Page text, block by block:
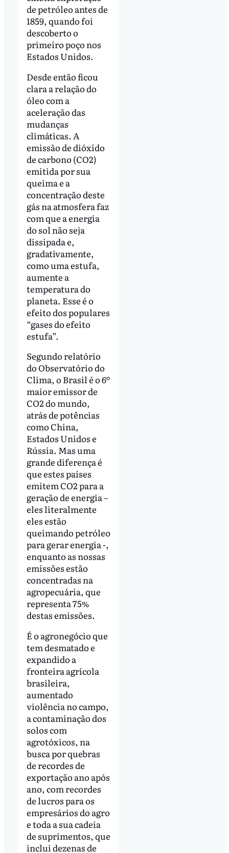
de petróleo antes de
1859, quando foi
descoberto o
primeiro poço nos
Estados Unidos.
Desde então ficou
clara a relação do
óleo com a
aceleração das
mudanças
climáticas. A
emissão de dióxido
de carbono (CO2)
emitida por sua
queima e a
concentração deste
gás na atmosfera faz
com que a energia
do sol não seja
dissipada e,
gradativamente,
como uma estufa,
aumente a
temperatura do
planeta. Esse é o
efeito dos populares
“gases do efeito
estufa”.
Segundo relatório
do Observatório do
Clima, o Brasil é o 6º
maior emissor de
CO2 do mundo,
atrás de potências
como China,
Estados Unidos e
Rússia. Mas uma
grande diferença é
que estes países
emitem CO2 para a
geração de energia –
eles literalmente
eles estão
queimando petróleo
para gerar energia -,
enquanto as nossas
emissões estão
concentradas na
agropecuária, que
representa 75%
destas emissões.
É o agronegócio que
tem desmatado e
expandido a
fronteira agrícola
brasileira,
aumentado
violência no campo,
a contaminação dos
solos com
agrotóxicos, na
busca por quebras
de recordes de
exportação ano após
ano, com recordes
de lucros para os
empresários do agro
e toda a sua cadeia
de suprimentos, que
inclui dezenas de